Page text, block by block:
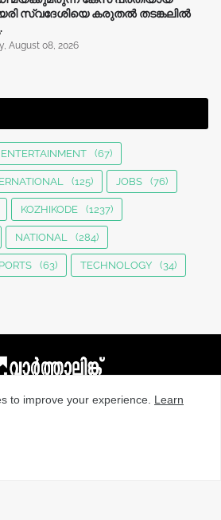
സ്വദേശിയെ കരുതൽ തടങ്കലിൽ
August 08, 2026
ENTERTAINMENT (67)
(125) JOBS (76)
KOZHIKODE (1237)
NATIONAL (284)
(63) TECHNOLOGY (34)
വിദ്യാഭ്യാസം, വാണിജ്യം,
വാർത്തകൾ, പൊതു/ഗവൺമെൻ്റ്
എന്നിവയും മറ്റും ഉൾക്കൊള്ളുന്ന,
വിശ്വസനീയവുമായ
to improve your experience. Learn